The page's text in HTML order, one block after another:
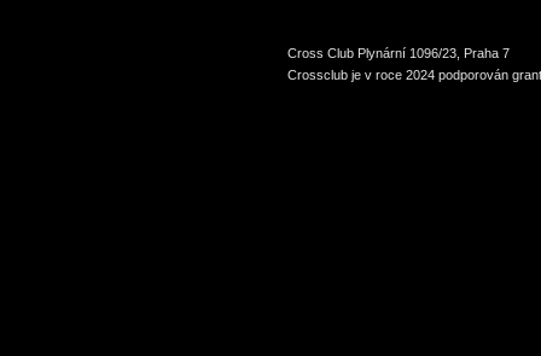
Cross Club Plynární 1096/23, Praha 7
Crossclub je v roce 2024 podporován